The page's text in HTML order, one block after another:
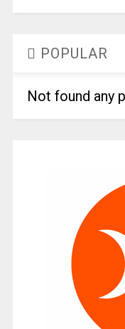
POPULAR
Not found any